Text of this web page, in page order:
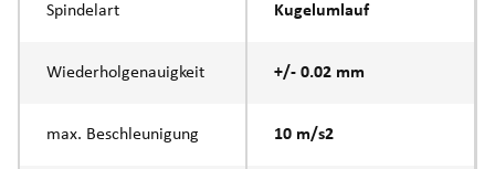
Spindelart Kugelumlauf
Wiederholgenauigkeit +/- 0.02 mm
max. Beschleunigung 10 m/s2